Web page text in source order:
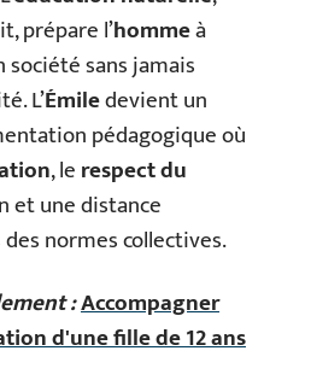
prépare l’hommeà
sans jamais
L’Émiledevient un
pédagogique où
, lerespect du
et une distance
normes collectives.
:Accompagner
d'une fille de 12 ans